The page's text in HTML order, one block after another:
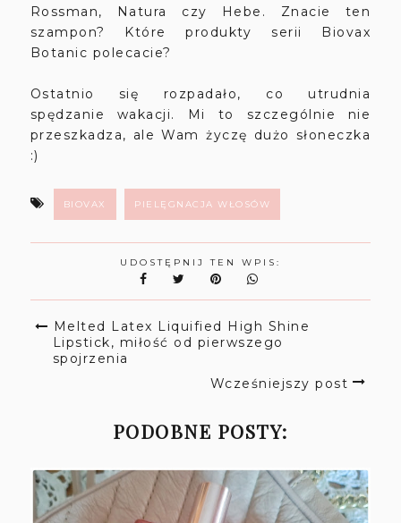
Rossman, Natura czy Hebe. Znacie ten
szampon? Które produkty serii Biovax
Botanic polecacie?
Ostatnio się rozpadało, co utrudnia
spędzanie wakacji. Mi to szczególnie nie
przeszkadza, ale Wam życzę dużo słoneczka
:)
BIOVAX PIELĘGNACJA WŁOSÓW
UDOSTĘPNIJ TEN WPIS:
Melted Latex Liquified High Shine
Lipstick, miłość od pierwszego
spojrzenia
Wcześniejszy post
PODOBNE POSTY: